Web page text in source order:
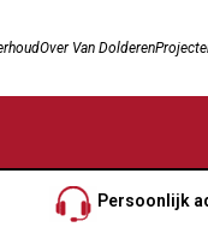
Over Van Dolderen
Persoonlijk